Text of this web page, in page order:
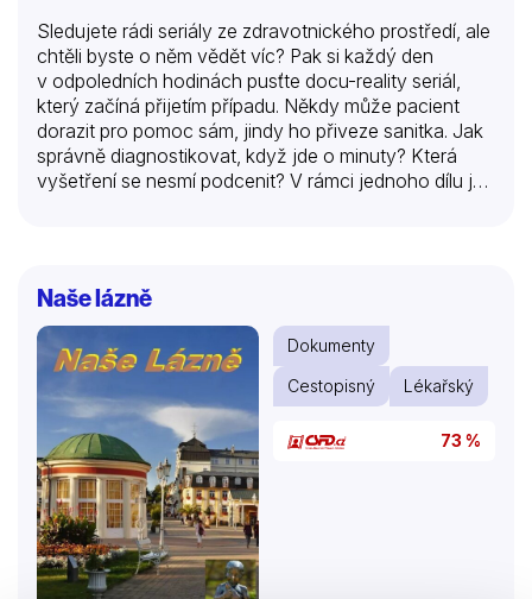
Sledujete rádi seriály ze zdravotnického prostředí, ale
chtěli byste o něm vědět víc? Pak si každý den
v odpoledních hodinách pusťte docu-reality seriál,
který začíná přijetím případu. Někdy může pacient
dorazit pro pomoc sám, jindy ho přiveze sanitka. Jak
správně diagnostikovat, když jde o minuty? Která
vyšetření se nesmí podcenit? V rámci jednoho dílu je,
Naše lázně
Dokumenty
Cestopisný
Lékařský
73 %